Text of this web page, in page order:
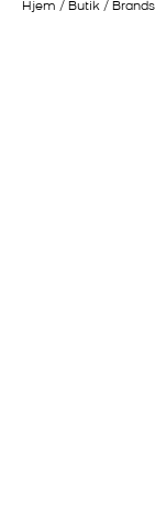
Hjem / Butik / Brands